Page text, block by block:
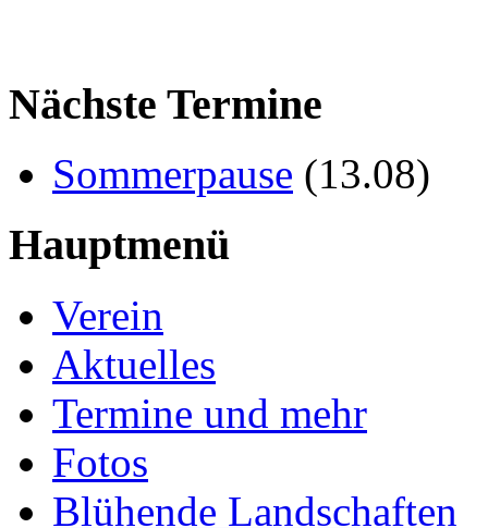
Nächste Termine
Sommerpause (13.08)
Hauptmenü
Verein
Aktuelles
Termine und mehr
Fotos
Blühende Landschaften